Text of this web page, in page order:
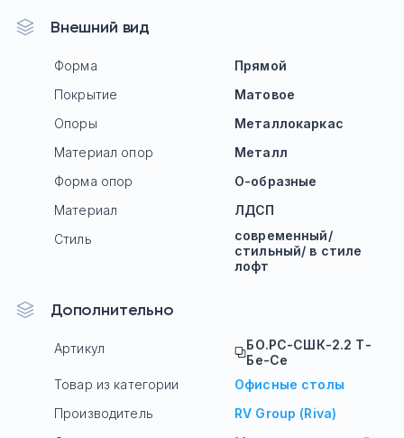
Внешний вид
Форма
Прямой
Покрытие
Матовое
Опоры
Mеталлокаркас
Материал опор
Металл
Форма опор
О-образные
Материал
ЛДСП
Стиль
современный/
стильный/ в стиле
лофт
Дополнительно
Артикул
БО.РС-СШК-2.2 Т-
Бе-Се
Товар из категории
Офисные столы
Производитель
RV Group (Riva)